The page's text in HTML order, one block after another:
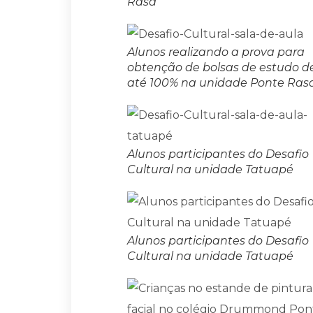
Alunos realizando a prova para
obtenção de bolsas de estudo
até 100% na unidade Ponte
Alunos participantes do Desafio
Cultural na unidade Tatuapé
Alunos participantes do Desafio
Cultural na unidade Tatuapé